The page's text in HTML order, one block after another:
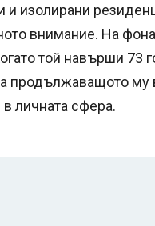
изолирани
внимание. На
той навърши 73
продължаващото
личната сфера.